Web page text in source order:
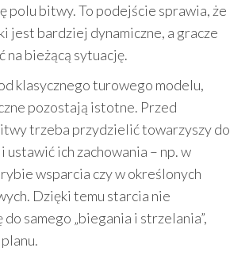
polu bitwy. To podejście sprawia, że
jest bardziej dynamiczne, a gracze
na bieżącą sytuację.
klasycznego turowego modelu,
pozostają istotne. Przed
trzeba przydzielić towarzyszy do
ustawić ich zachowania – np. w
wsparcia czy w określonych
Dzięki temu starcia nie
samego „biegania i strzelania”,